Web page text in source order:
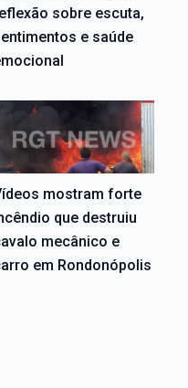
sobre escuta,
e saúde
mostram forte
que destruiu
mecânico e
em Rondonópolis